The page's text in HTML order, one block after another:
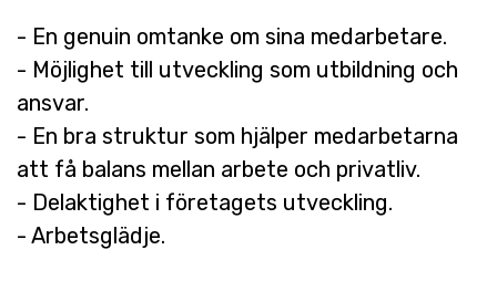
- En genuin omtanke om sina medarbetare.
- Möjlighet till utveckling som utbildning och
ansvar.
- En bra struktur som hjälper medarbetarna
att få balans mellan arbete och privatliv.
- Delaktighet i företagets utveckling.
- Arbetsglädje.